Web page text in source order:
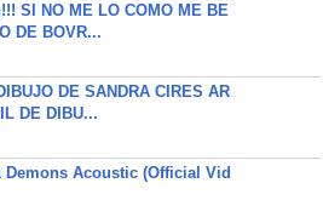
SI NO ME LO COMO ME BE
DE BOVR...
DE SANDRA CIRES AR
DE DIBU...
Demons Acoustic (Official Vid